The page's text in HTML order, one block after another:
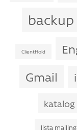
backup
ClientHold
Gmail
katalog
lista